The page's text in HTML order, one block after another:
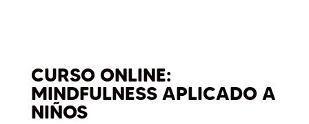
CURSO ONLINE:
MINDFULNESS APLICADO A
NIÑOS